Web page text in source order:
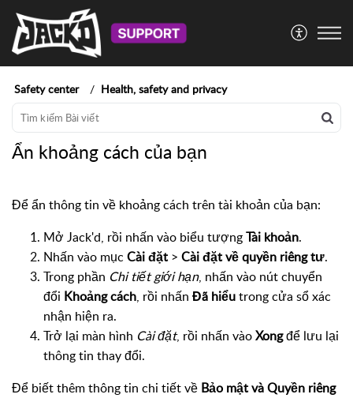
Safety center Health, safety and privacy
Ẩn khoảng cách của bạn
Để ẩn thông tin về khoảng cách trên tài khoản của bạn:
Mở Jack'd, rồi nhấn vào biểu tượngTài khoản.
Nhấn vào mục Cài đặt > Cài đặt về quyền riêng tư.
Trong phần Chi tiết giới hạn, nhấn vào nút chuyển
đổi Khoảng cách, rồi nhấn Đã hiểutrong cửa sổ xác
nhận hiện ra.
Trở lại màn hình Cài đặt, rồi nhấn vàoXongđể lưu lại
thông tin thay đổi.
Để biết thêm thông tin chi tiết về Bảo mật và Quyền riêng